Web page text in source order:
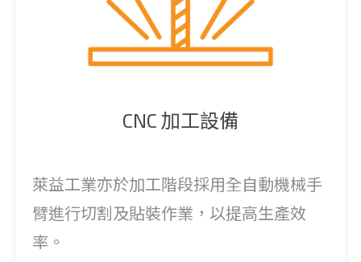
CNC 加工設備
萊益工業亦於加工階段採用全自動機械手
臂進行切割及貼裝作業，以提高生產效
率。